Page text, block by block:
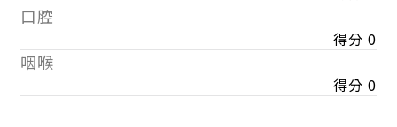
口腔
得分 0
咽喉
得分 0